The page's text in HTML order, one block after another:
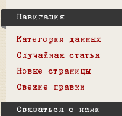
Навигация
Категории данных
Случайная статья
Новые страницы
Свежие правки
Связаться с нами